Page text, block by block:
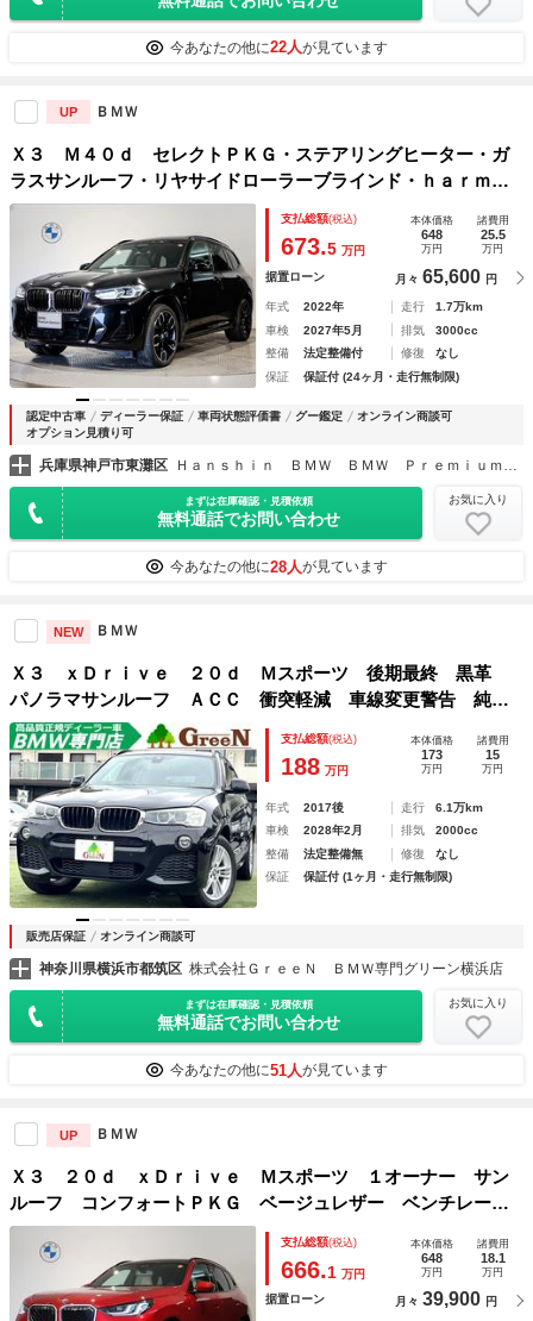
今あなたの他に22人が見ています
UP ＢＭＷ
Ｘ３ Ｍ４０ｄ セレクトＰＫＧ・ステアリングヒーター・ガ
ラスサンルーフ・リヤサイドローラーブラインド・ｈａｒｍａ
ｎｋａｒｄｏｎサウンド・アクティブベンチレーションシー
ト・ＡＣＣ・ヘッドＵＰディスプレイ・全周囲カメラ
支払総額(税込)
673.5 万円
本体価格
648
万円
諸費用
25.5
万円
据置ローン 月々 65,600 円
年式 2022年 走行
1.7万km
車検
2027年5月 排気
3000cc
整備
法定整備付 修復
なし
保証
保証付 (24ヶ月・走行無制限)
認定中古車 ディーラー保証 車両状態評価書 グー鑑定
オンライン商談可
オプション見積り可
兵庫県神戸市東灘区 Ｈａｎｓｈｉｎ ＢＭＷ ＢＭＷ ＰｒｅｍｉｕｍＳｅｌｅｃｔｉｏｎ 六甲アイランド
まずは在庫確認・見積依頼
無料通話でお問い合わせ
お気に入り
今あなたの他に28人が見ています
NEW ＢＭＷ
Ｘ３ ｘＤｒｉｖｅ ２０ｄ Ｍスポーツ 後期最終 黒革
パノラマサンルーフ ＡＣＣ 衝突軽減 車線変更警告 純正
Ｍスポーツフルエアロ＆１８ＡＷ パドルシフト 純正ＨＤＤ
ナビ 地デジ 全方位カメラ ＢＳＭ シートヒーター 電動
リアゲート 禁煙
支払総額(税込)
188 万円
本体価格
173
万円
諸費用
15
万円
年式 2017後 走行
6.1万km
車検
2028年2月 排気
2000cc
整備
法定整備無 修復
なし
保証
保証付 (1ヶ月・走行無制限)
販売店保証 オンライン商談可
神奈川県横浜市都筑区 株式会社ＧｒｅｅＮ ＢＭＷ専門グリーン横浜店
まずは在庫確認・見積依頼
無料通話でお問い合わせ
お気に入り
今あなたの他に51人が見ています
UP ＢＭＷ
Ｘ３ ２０ｄ ｘＤｒｉｖｅ Ｍスポーツ １オーナー サン
ルーフ コンフォートＰＫＧ ベージュレザー ベンチレーシ
ョンシート 前後シートヒーター ステアリングヒーター ハ
ーマンカードンスピーカー ＨＵＤ ＡＣＣ 純正１９ＡＷ
全周囲カメラ
支払総額(税込)
666.1 万円
本体価格
648
万円
諸費用
18.1
万円
据置ローン 月々 39,900 円